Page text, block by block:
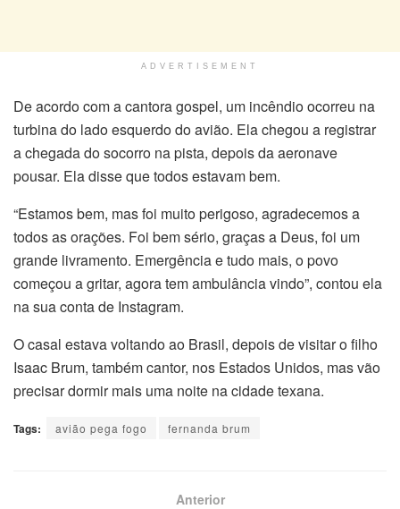
ADVERTISEMENT
De acordo com a cantora gospel, um incêndio ocorreu na
turbina do lado esquerdo do avião. Ela chegou a registrar
a chegada do socorro na pista, depois da aeronave
pousar. Ela disse que todos estavam bem.
“Estamos bem, mas foi muito perigoso, agradecemos a
todos as orações. Foi bem sério, graças a Deus, foi um
grande livramento. Emergência e tudo mais, o povo
começou a gritar, agora tem ambulância vindo”, contou ela
na sua conta de Instagram.
O casal estava voltando ao Brasil, depois de visitar o filho
Isaac Brum, também cantor, nos Estados Unidos, mas vão
precisar dormir mais uma noite na cidade texana.
Tags: avião pega fogo fernanda brum
Anterior